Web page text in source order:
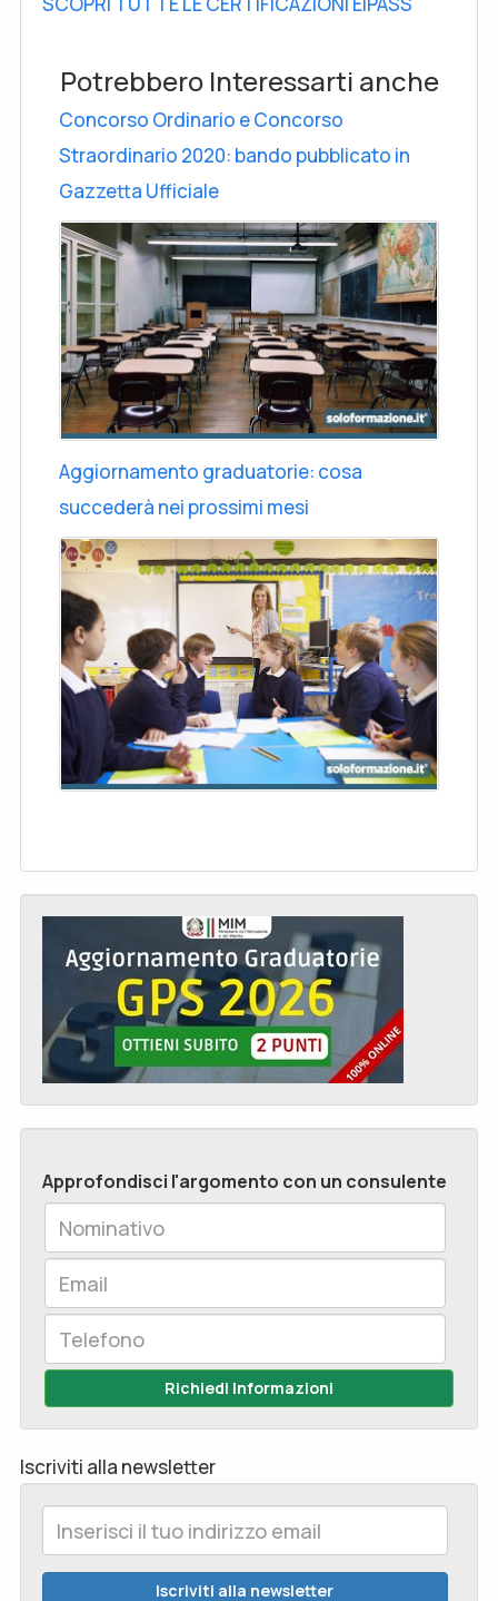
Potrebbero Interessarti anche
Concorso Ordinario e Concorso
Straordinario 2020: bando pubblicato in
Gazzetta Ufficiale
Aggiornamento graduatorie: cosa
succederà nei prossimi mesi
Approfondisci l'argomento con un consulente
Richiedi Informazioni
Iscriviti alla newsletter